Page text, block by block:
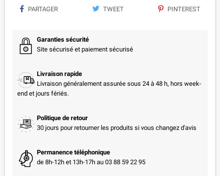
PARTAGER TWEET PINTEREST
Garanties sécurité
Site sécurisé et paiement sécurisé
Livraison rapide
Livraison généralement assurée sous 24 à 48 h, hors week-
end et jours fériés.
Politique de retour
30 jours pour retourner les produits si vous changez d'avis
Permanence téléphonique
de 8h-12h et 13h-17h au 03 88 59 22 95